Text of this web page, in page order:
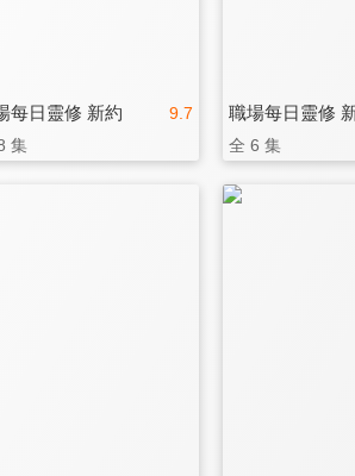
9.7
每日靈修 新約
集
職場每日靈修
全 6 集